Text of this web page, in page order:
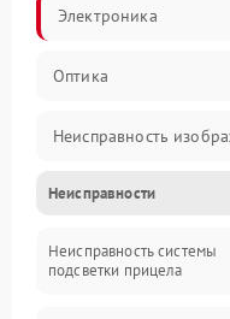
Электроника
Оптика
Неисправность
Механические
Неисправность
Неисправности
Неисправность системы
подсветки прицела